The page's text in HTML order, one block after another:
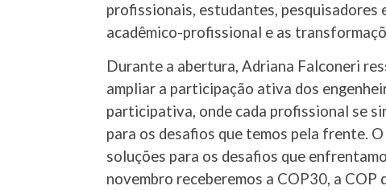
profissionais, estudantes,
acadêmico-profissional e as
Durante a abertura, Adriana Falconeri
ampliar a participação ativa dos
participativa, onde cada profissional se
para os desafios que temos pela frente.
soluções para os desafios que
novembro receberemos a COP30, a COP